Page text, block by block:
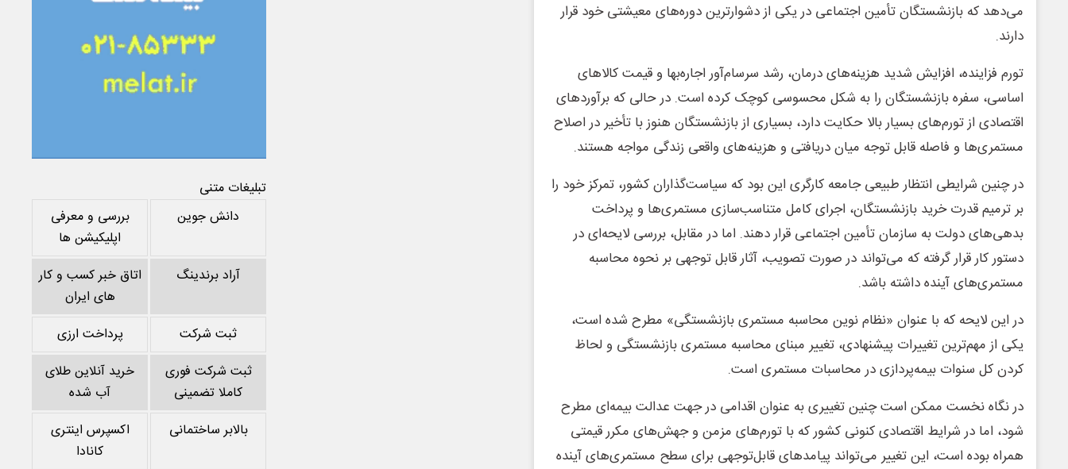
می‌دهد که بازنشستگان تأمین اجتماعی در یکی از دشوارترین دوره‌های معیشتی خود قرار
دارند.
تورم فزاینده، افزایش شدید هزینه‌های درمان، رشد سرسام‌آور اجاره‌بها و قیمت کالاهای
اساسی، سفره بازنشستگان را به شکل محسوسی کوچک کرده است. در حالی که برآوردهای
اقتصادی از تورم‌های بسیار بالا حکایت دارد، بسیاری از بازنشستگان هنوز با تأخیر در اصلاح
مستمری‌ها و فاصله قابل توجه میان دریافتی و هزینه‌های واقعی زندگی مواجه هستند.
در چنین شرایطی انتظار طبیعی جامعه کارگری این بود که سیاست‌گذاران کشور، تمرکز خود را
بر ترمیم قدرت خرید بازنشستگان، اجرای کامل متناسب‌سازی مستمری‌ها و پرداخت
بدهی‌های دولت به سازمان تأمین اجتماعی قرار دهند. اما در مقابل، بررسی لایحه‌ای در
دستور کار قرار گرفته که می‌تواند در صورت تصویب، آثار قابل توجهی بر نحوه محاسبه
مستمری‌های آینده داشته باشد.
در این لایحه که با عنوان «نظام نوین محاسبه مستمری بازنشستگی» مطرح شده است،
یکی از مهم‌ترین تغییرات پیشنهادی، تغییر مبنای محاسبه مستمری بازنشستگی و لحاظ
کردن کل سنوات بیمه‌پردازی در محاسبات مستمری است.
در نگاه نخست ممکن است چنین تغییری به عنوان اقدامی در جهت عدالت بیمه‌ای مطرح
شود، اما در شرایط اقتصادی کنونی کشور که با تورم‌های مزمن و جهش‌های مکرر قیمتی
همراه بوده است، این تغییر می‌تواند پیامدهای قابل‌توجهی برای سطح مستمری‌های آینده
تبلیغات متنی
دانش جوین
بررسی و معرفی
اپلیکیشن ها
آراد برندینگ
اتاق خبر کسب و کار
های ایران
ثبت شرکت
پرداخت ارزی
ثبت شرکت فوری
کاملا تضمینی
خرید آنلاین طلای
آب شده
بالابر ساختمانی
اکسپرس اینتری
کانادا